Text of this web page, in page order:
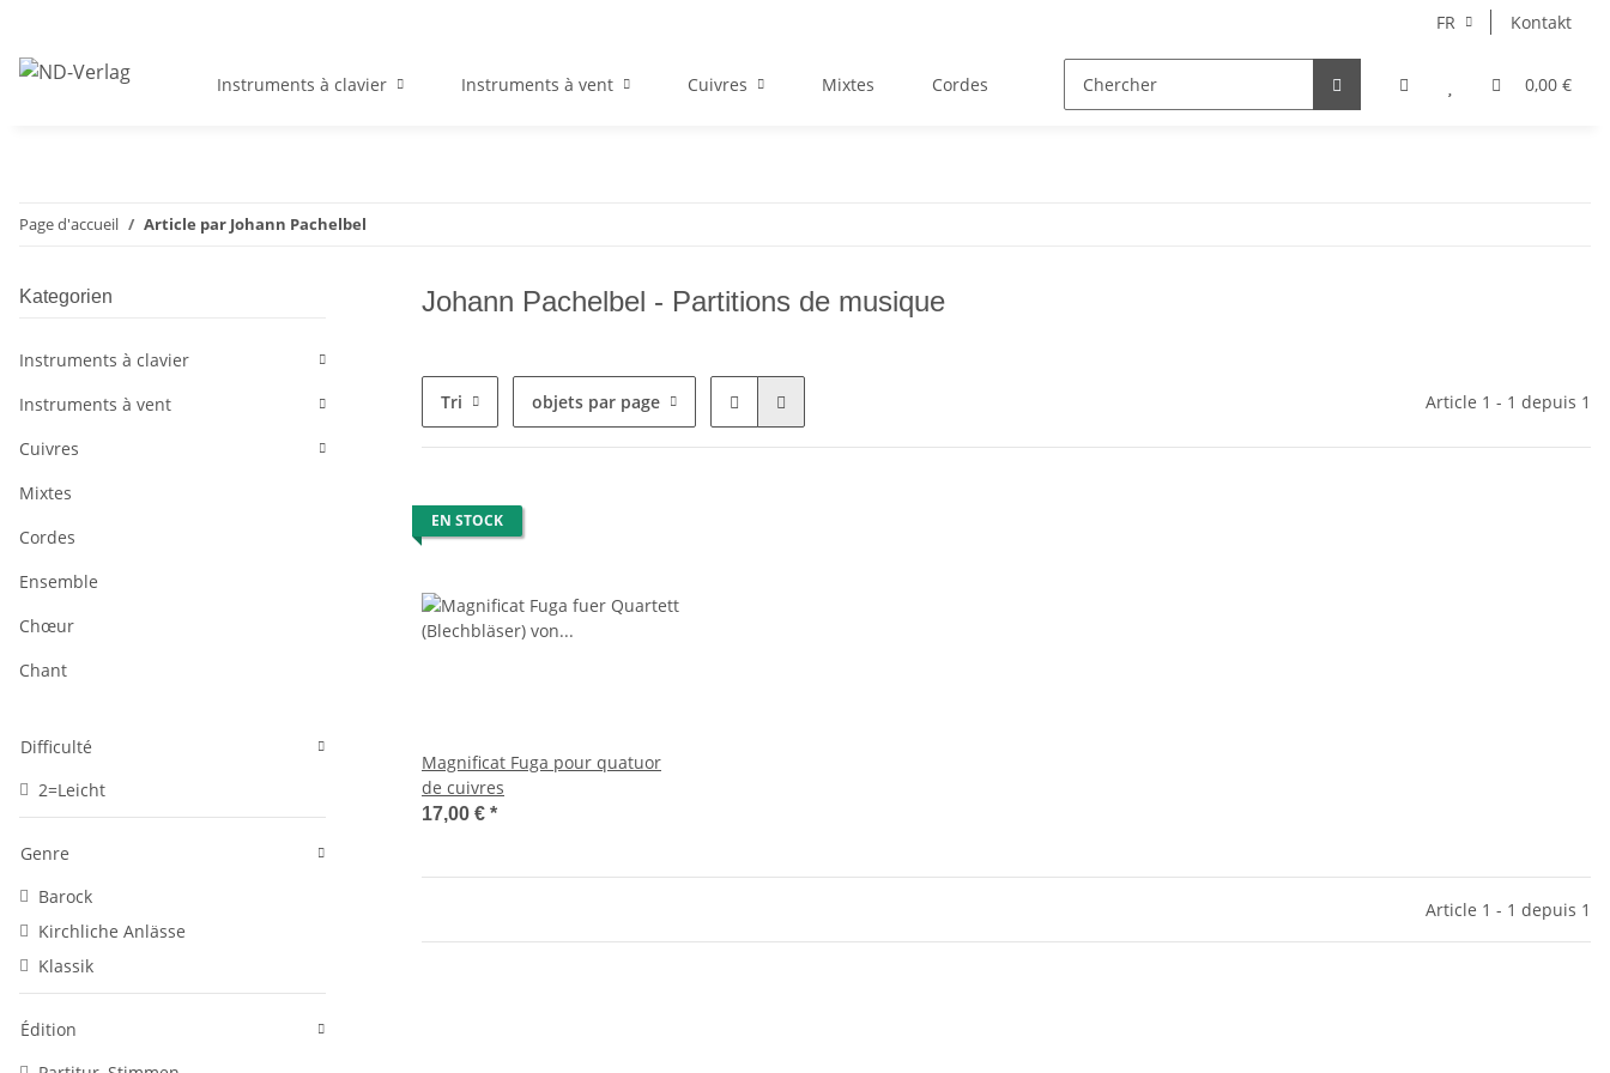
FR Kontakt
0,00 €
Instruments à clavier Instruments à vent Cuivres Mixtes Cordes Ensemble Chant Autoren
Page d'accueil Article par Johann Pachelbel
Johann Pachelbel - Partitions de musique
Tri objets par page Article 1 - 1 depuis 1
EN STOCK
Magnificat Fuga pour quatuor
de cuivres
17,00 € *
Article 1 - 1 depuis 1
Kategorien
Instruments à clavier
Instruments à vent
Cuivres
Mixtes
Cordes
Ensemble
Chœur
Chant
Difficulté
2=Leicht
Genre
Barock
Kirchliche Anlässe
Klassik
Édition